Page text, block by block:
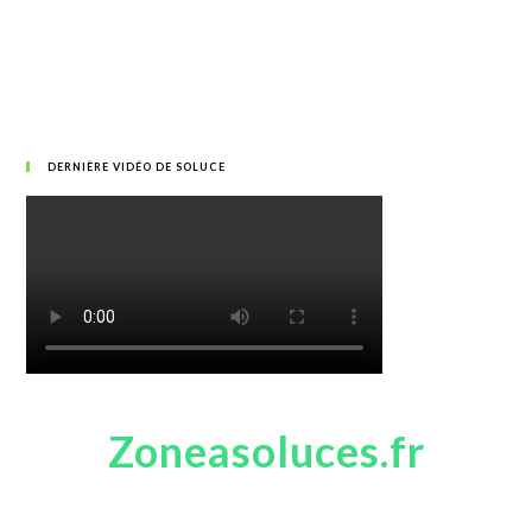
DERNIÈRE VIDÉO DE SOLUCE
Zoneasoluces.fr